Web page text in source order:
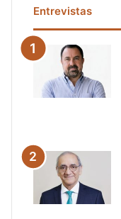
Entrevistas